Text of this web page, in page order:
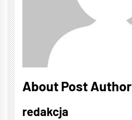
About Post Author
redakcja